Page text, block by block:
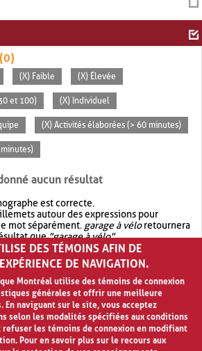
(X) Faible (X) Élevée
et 100) (X) Individuel
(X) Activités élaborées (> 60 minutes)
aucun résultat
est correcte.
autour des expressions pour
mot séparément. garage à véloretournera
que"garage à vélo".
votre recherche avec OR.garage OR vélo
plus de résultat quegarage à vélo
DES TÉMOINS AFIN DE
DE NAVIGATION.
Montréal utilise des témoins de connexion
générales et offrir une meilleure
En naviguant sur le site, vous acceptez
selon les modalités spécifiées aux conditions
refuser les témoins de connexion en modifiant
Pour en savoir plus sur le recours aux